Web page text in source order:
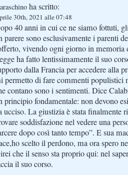
ha scritto:
30th, 2021 alle 07:48
40 anni in cui ce ne siamo fottuti,
parere sono esclusivamente i parenti
vivendo ogni giorno in
ha fatto lentissimamente il suo
dalla Francia per accedere alla
permetto di fare commenti populistici
contano sono i sentimenti. Dice
principio fondamentale: non devono
ucciso. La giustizia è stata finalmente
soddisfazione nel vedere una
dopo così tanto tempo”. E sua
scelto il perdono, ma ora spero
che il senso sta proprio qui: nel
il suo corso.